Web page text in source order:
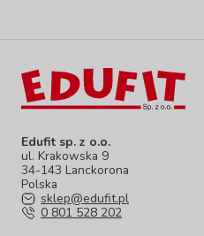
Edufit sp. z o.o.
ul. Krakowska 9
34-143 Lanckorona
Polska
sklep@edufit.pl
0 801 528 202